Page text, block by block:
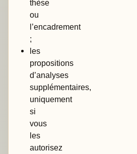
thèse
ou
l’encadrement
;
les
propositions
d’analyses
supplémentaires,
uniquement
si
vous
les
autorisez